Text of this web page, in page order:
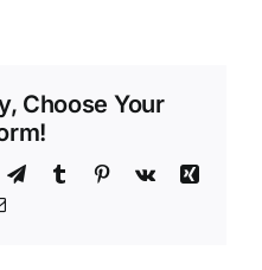
Choose Your
TelegramTumblr Pinterest
Vk
Xing
Email